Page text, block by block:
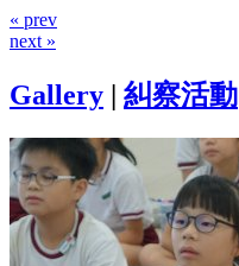
« prev
next »
Gallery | 糾察活動